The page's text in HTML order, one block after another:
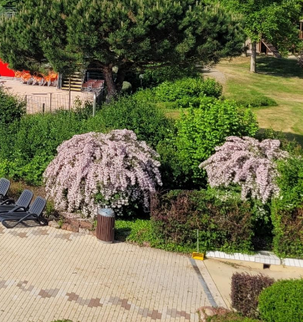
Stadtplan
Newsletter
Mängelmelder
Erklärung zur Barrierefreiheit
Social-Media
Impressum Datenschutz Cookiespowered byKomm.ONE